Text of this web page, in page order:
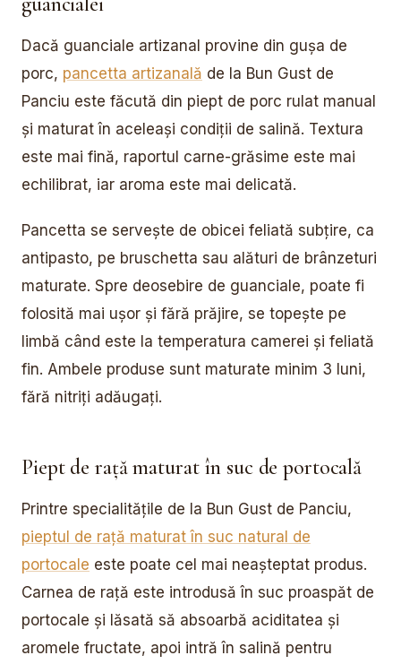
Dacă guanciale artizanal provine din gușa de
porc, pancetta artizanală de la Bun Gust de
Panciu este făcută din piept de porc rulat manual
și maturat în aceleași condiții de salină. Textura
este mai fină, raportul carne-grăsime este mai
echilibrat, iar aroma este mai delicată.
Pancetta se servește de obicei feliată subțire, ca
antipasto, pe bruschetta sau alături de brânzeturi
maturate. Spre deosebire de guanciale, poate fi
folosită mai ușor și fără prăjire, se topește pe
limbă când este la temperatura camerei și feliată
fin. Ambele produse sunt maturate minim 3 luni,
fără nitriți adăugați.
Piept de rață maturat în suc de portocală
Printre specialitățile de la Bun Gust de Panciu,
pieptul de rață maturat în suc natural de
portocale este poate cel mai neașteptat produs.
Carnea de rață este introdusă în suc proaspăt de
portocale și lăsată să absoarbă aciditatea și
aromele fructate, apoi intră în salină pentru